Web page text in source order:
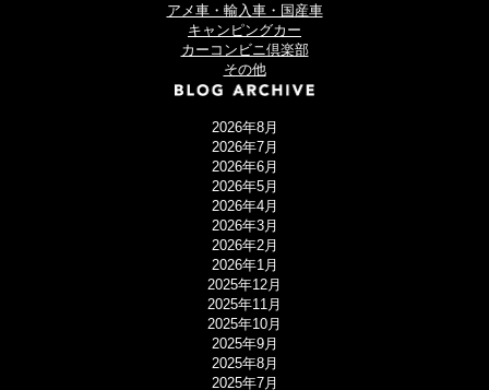
アメ車・輸入車・国産車
キャンピングカー
カーコンビニ倶楽部
その他
2026年8月
2026年7月
2026年6月
2026年5月
2026年4月
2026年3月
2026年2月
2026年1月
2025年12月
2025年11月
2025年10月
2025年9月
2025年8月
2025年7月